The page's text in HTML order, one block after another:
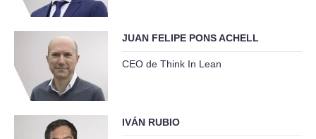
JUAN FELIPE PONS ACHELL
CEO de Think In Lean
IVÁN RUBIO